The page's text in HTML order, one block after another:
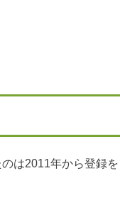
は2011年から登録